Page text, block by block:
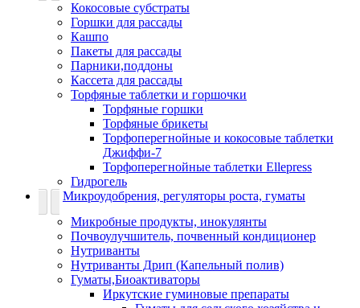
Кокосовые субстраты
Горшки для рассады
Кашпо
Пакеты для рассады
Парники,поддоны
Кассета для рассады
Торфяные таблетки и горшочки
Торфяные горшки
Торфяные брикеты
Торфоперегнойные и кокосовые таблетки
Джиффи-7
Торфоперегнойные таблетки Ellepress
Гидрогель
Микроудобрения, регуляторы роста, гуматы
Микробные продукты, инокулянты
Почвоулучшитель, почвенный кондиционер
Нутриванты
Нутриванты Дрип (Капельный полив)
Гуматы,Биоактиваторы
Иркутские гуминовые препараты